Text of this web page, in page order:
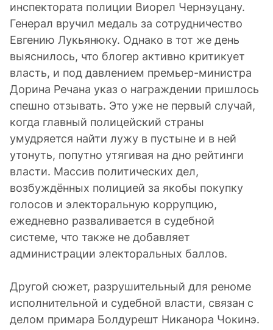
инспектората полиции Виорел Чернэуцану.
Генерал вручил медаль за сотрудничество
Евгению Лукьянюку. Однако в тот же день
выяснилось, что блогер активно критикует
власть, и под давлением премьер-министра
Дорина Речана указ о награждении пришлось
спешно отзывать. Это уже не первый случай,
когда главный полицейский страны
умудряется найти лужу в пустыне и в ней
утонуть, попутно утягивая на дно рейтинги
власти. Массив политических дел,
возбуждённых полицией за якобы покупку
голосов и электоральную коррупцию,
ежедневно разваливается в судебной
системе, что также не добавляет
администрации электоральных баллов.
Другой сюжет, разрушительный для реноме
исполнительной и судебной власти, связан с
делом примара Болдурешт Никанора Чокинэ.